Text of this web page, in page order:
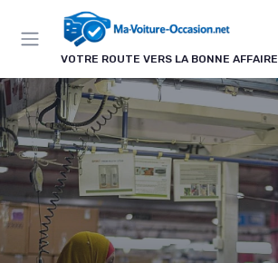
VOTRE ROUTE VERS LA BONNE AFFAIRE
Panneau de gestion des cookies